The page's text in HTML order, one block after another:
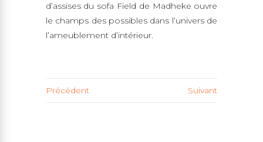
d’assises du sofa Field de Madheke ouvre
le champs des possibles dans l’univers de
l’ameublement d’intérieur.
Précédent Suivant